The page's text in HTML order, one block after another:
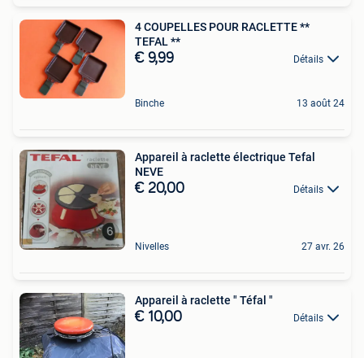
4 COUPELLES POUR RACLETTE **
TEFAL **
€ 9,99 Détails
Binche 13 août 24
Appareil à raclette électrique Tefal
NEVE
€ 20,00 Détails
Nivelles 27 avr. 26
Appareil à raclette " Téfal "
€ 10,00 Détails